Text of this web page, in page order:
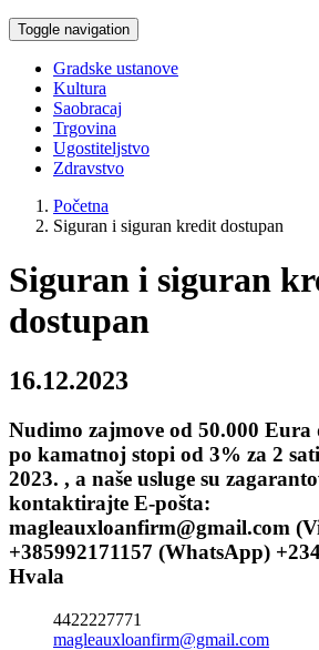
Toggle navigation
Gradske ustanove
Kultura
Saobracaj
Trgovina
Ugostiteljstvo
Zdravstvo
Početna
Siguran i siguran kredit dostupan
Siguran i siguran
dostupan
16.12.2023
Nudimo zajmove od 50.000 Eura
po kamatnoj stopi od 3% za 2
2023. , a naše usluge su
kontaktirajte E-pošta:
magleauxloanfirm@gmail.com
+385992171157 (WhatsApp)
Hvala
4422227771
magleauxloanfirm@gmail.com